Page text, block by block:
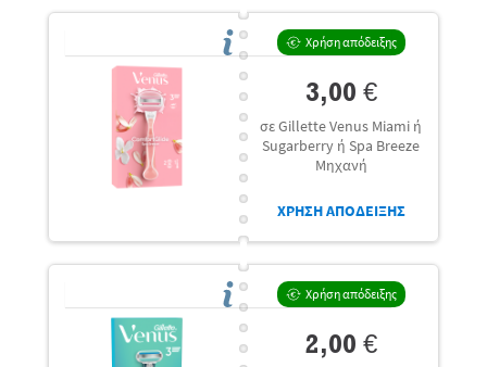
Χρήση απόδειξης
3,00 €
σε Gillette Venus Miami ή
Sugarberry ή Spa Breeze
Μηχανή
ΧΡΗΣΗ ΑΠΟΔΕΙΞΗΣ
Χρήση απόδειξης
2,00 €